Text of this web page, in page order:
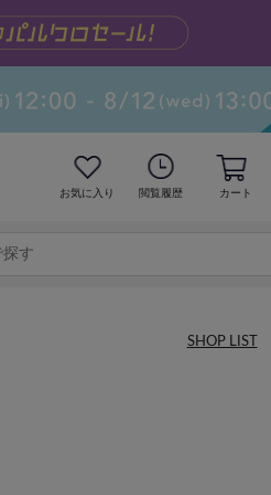
お気に入り 閲覧履歴 カート
SHOP LIST